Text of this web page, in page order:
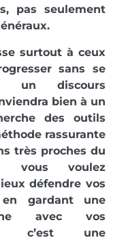
pas seulement
surtout à ceux
sans se
un discours
bien à un
des outils
rassurante
très proches du
vous voulez
défendre vos
gardant une
avec vos
c’est une